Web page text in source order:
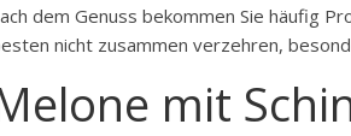
dem Genuss bekommen Sie häufig
nicht zusammen verzehren,
mit